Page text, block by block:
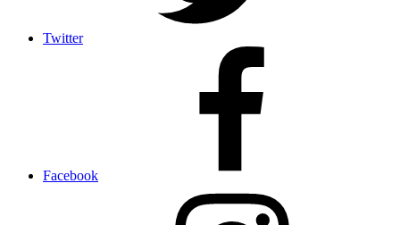
Twitter
Facebook